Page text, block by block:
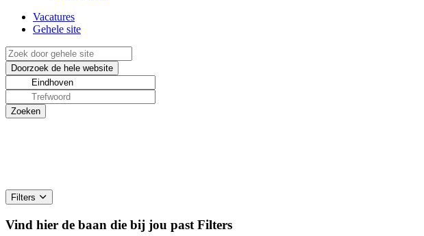
Vacatures
Gehele site
Filters
Vind hier de baan die bij jou past Filters